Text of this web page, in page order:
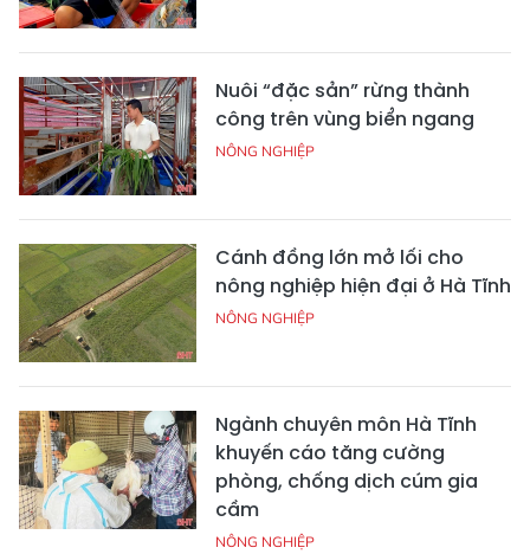
Nuôi “đặc sản” rừng thành
công trên vùng biển ngang
NÔNG NGHIỆP
Cánh đồng lớn mở lối cho
nông nghiệp hiện đại ở Hà Tĩnh
NÔNG NGHIỆP
Ngành chuyên môn Hà Tĩnh
khuyến cáo tăng cường
phòng, chống dịch cúm gia
cầm
NÔNG NGHIỆP